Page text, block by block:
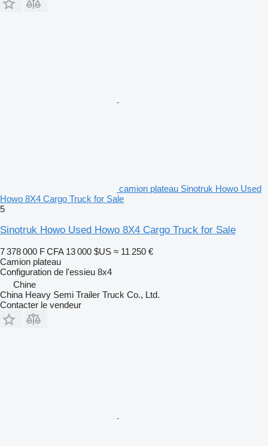
camion plateau Sinotruk Howo Used
Howo 8X4 Cargo Truck for Sale
5
Sinotruk Howo Used Howo 8X4 Cargo Truck for Sale
7 378 000 F CFA 13 000 $US ≈ 11 250 €
Camion plateau
Configuration de l'essieu 8x4
Chine
China Heavy Semi Trailer Truck Co., Ltd.
Contacter le vendeur